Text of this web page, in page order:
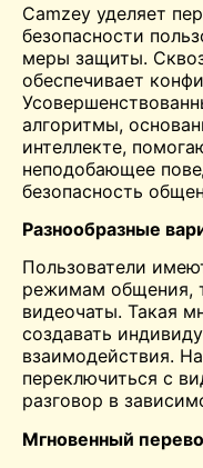
Camzey уделяет
безопасности
меры защиты.
обеспечивает
алгоритмы,
интеллекте,
неподобающее
безопасность
Разнообразные
Пользователи
режимам общения,
видеочаты. Такая
создавать
взаимодействия.
переключиться с
разговор в
Мгновенный